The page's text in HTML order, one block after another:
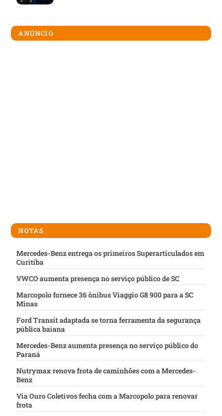
ANÚNCIO
NOTAS
Mercedes-Benz entrega os primeiros Superarticulados em
Curitiba
VWCO aumenta presença no serviço público de SC
Marcopolo fornece 36 ônibus Viaggio G8 900 para a SC
Minas
Ford Transit adaptada se torna ferramenta da segurança
pública baiana
Mercedes-Benz aumenta presença no serviço público do
Paraná
Nutrymax renova frota de caminhões com a Mercedes-
Benz
Via Ouro Coletivos fecha com a Marcopolo para renovar
frota